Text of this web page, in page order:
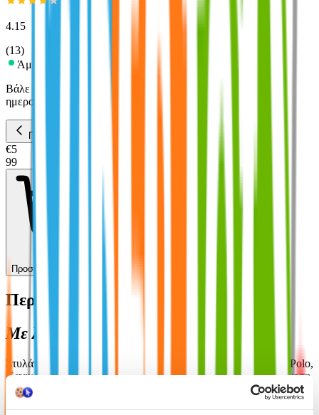
4.15
(13)
Άμεσα διαθέσιμο
Βάλε τον ΤΚ σου για να μάθεις εκτιμώμενο κόστος και
ημερομηνία παράδοσης
Πίσω
€5
99
Προσθήκη στο καλάθι
Περιγραφή
Με λίγα λόγια...
Στυλάτο μαύρο μπρελόκ από τον αξιόπιστο κατασκευαστή Polo,
ιδανικό για να οργανώνετε τα κλειδιά σας με ασφάλεια και άνεση.
Η διαχρονική μαύρη απόχρωση του δίνει έναν κομψό χαρακτήρα,
ταιριάζοντας σε κάθε στυλ και περίσταση. Ιδανική επιλογή για